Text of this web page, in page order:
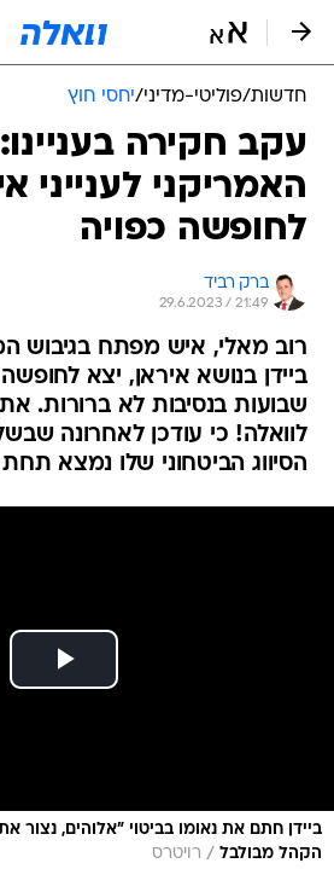
חדשות/פוליטי-מדיני/יחסי חוץ
עקב חקירה
האמריקני לענייני
לחופשה כפויה
ברק רביד
29.6.2023 / 21:49
רוב מאלי, איש מפתח בגיבוש
ביידן בנושא איראן, יצא
שבועות בנסיבות לא ברורות.
לוואלה! כי עודכן לאחרונה
הסיווג הביטחוני שלו נמצא
ביידן חתם את נאומו בביטוי "אלוהים, נצור
הקהל מבולבל / רויטרס